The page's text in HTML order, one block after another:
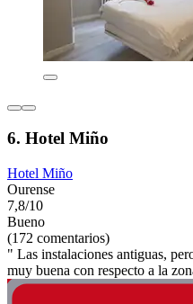
6. Hotel Miño
Hotel Miño
Ourense
7,8/10
Bueno
(172 comentarios)
" Las instalaciones antiguas,
muy buena con respecto a la